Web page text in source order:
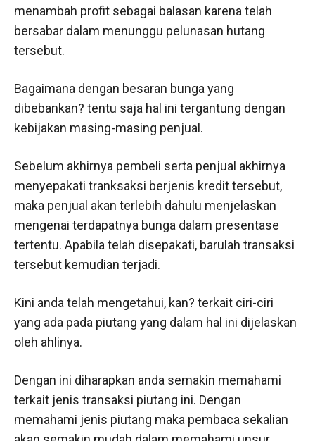
menambah profit sebagai balasan karena telah
bersabar dalam menunggu pelunasan hutang
tersebut.
Bagaimana dengan besaran bunga yang
dibebankan? tentu saja hal ini tergantung dengan
kebijakan masing-masing penjual.
Sebelum akhirnya pembeli serta penjual akhirnya
menyepakati tranksaksi berjenis kredit tersebut,
maka penjual akan terlebih dahulu menjelaskan
mengenai terdapatnya bunga dalam presentase
tertentu. Apabila telah disepakati, barulah transaksi
tersebut kemudian terjadi.
Kini anda telah mengetahui, kan? terkait ciri-ciri
yang ada pada piutang yang dalam hal ini dijelaskan
oleh ahlinya.
Dengan ini diharapkan anda semakin memahami
terkait jenis transaksi piutang ini. Dengan
memahami jenis piutang maka pembaca sekalian